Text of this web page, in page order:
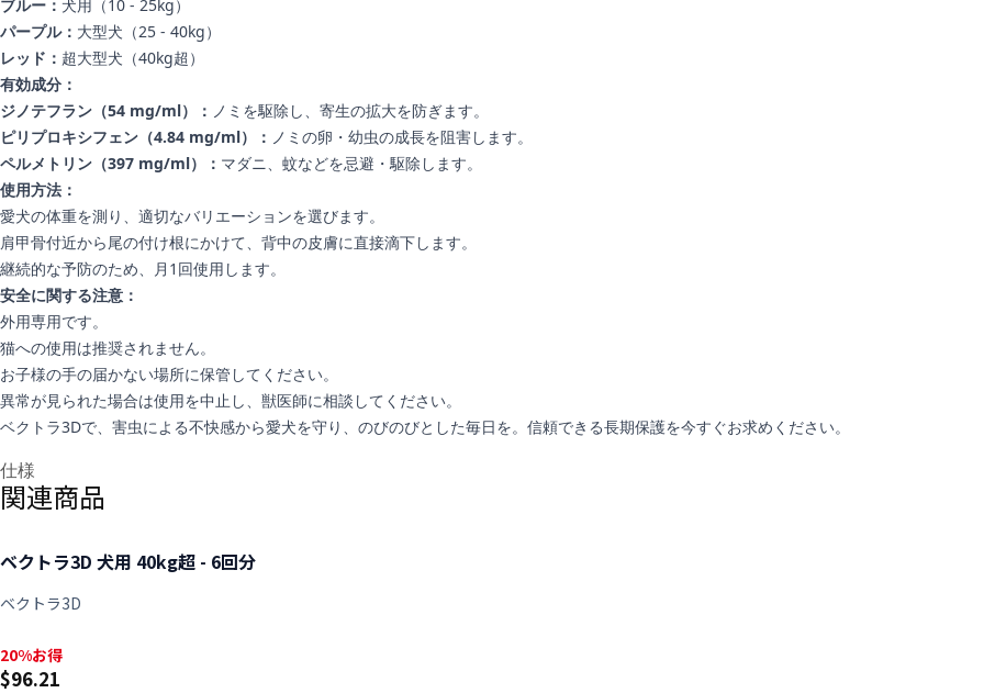
ブルー： 犬用（10 - 25kg）
パープル： 大型犬（25 - 40kg）
レッド： 超大型犬（40kg超）
有効成分：
ジノテフラン（54 mg/ml）： ノミを駆除し、寄生の拡大を防ぎます。
ピリプロキシフェン（4.84 mg/ml）： ノミの卵・幼虫の成長を阻害します。
ペルメトリン（397 mg/ml）： マダニ、蚊などを忌避・駆除します。
使用方法：
愛犬の体重を測り、適切なバリエーションを選びます。
肩甲骨付近から尾の付け根にかけて、背中の皮膚に直接滴下します。
継続的な予防のため、月1回使用します。
安全に関する注意：
外用専用です。
猫への使用は推奨されません。
お子様の手の届かない場所に保管してください。
異常が見られた場合は使用を中止し、獣医師に相談してください。
ベクトラ3Dで、害虫による不快感から愛犬を守り、のびのびとした毎日を。信頼できる長期保護を今すぐお求めください。
仕様
関連商品
ベクトラ3D 犬用 40kg超 - 6回分
ベクトラ3D
20%お得, $96.21
20%お得
$96.21